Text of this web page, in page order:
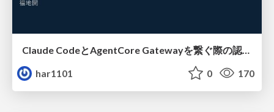
har1101
0 170